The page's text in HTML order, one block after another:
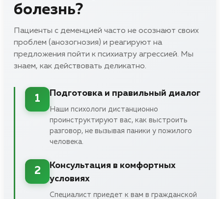
болезнь?
Пациенты с деменцией часто не осознают своих
проблем (анозогнозия) и реагируют на
предложения пойти к психиатру агрессией. Мы
знаем, как действовать деликатно.
1
Подготовка и правильный диалог
Наши психологи дистанционно
проинструктируют вас, как выстроить
разговор, не вызывая паники у пожилого
человека.
2
Консультация в комфортных
условиях
Специалист приедет к вам в гражданской